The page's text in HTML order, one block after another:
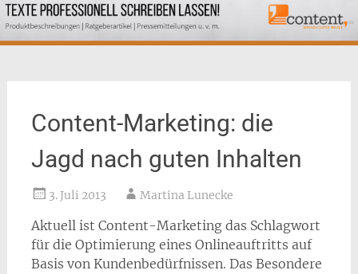
Content-Marketing: die
Jagd nach guten Inhalten
3. Juli 2013 Martina Lunecke
Aktuell ist Content-Marketing das Schlagwort
für die Optimierung eines Onlineauftritts auf
Basis von Kundenbedürfnissen. Das Besondere